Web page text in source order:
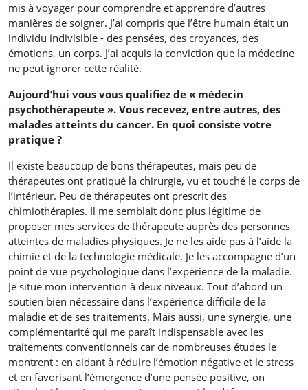
mis à voyager pour comprendre et apprendre d’autres
manières de soigner. J’ai compris que l’être humain était un
individu indivisible - des pensées, des croyances, des
émotions, un corps. J’ai acquis la conviction que la médecine
ne peut ignorer cette réalité.
Aujourd’hui vous vous qualifiez de « médecin
psychothérapeute ». Vous recevez, entre autres, des
malades atteints du cancer. En quoi consiste votre
pratique ?
Il existe beaucoup de bons thérapeutes, mais peu de
thérapeutes ont pratiqué la chirurgie, vu et touché le corps de
l’intérieur. Peu de thérapeutes ont prescrit des
chimiothérapies. Il me semblait donc plus légitime de
proposer mes services de thérapeute auprès des personnes
atteintes de maladies physiques. Je ne les aide pas à l’aide la
chimie et de la technologie médicale. Je les accompagne d’un
point de vue psychologique dans l’expérience de la maladie.
Je situe mon intervention à deux niveaux. Tout d’abord un
soutien bien nécessaire dans l’expérience difficile de la
maladie et de ses traitements. Mais aussi, une synergie, une
complémentarité qui me paraît indispensable avec les
traitements conventionnels car de nombreuses études le
montrent : en aidant à réduire l’émotion négative et le stress
et en favorisant l’émergence d’une pensée positive, on